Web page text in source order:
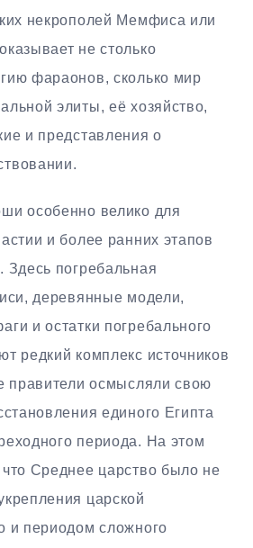
некрополей Мемфиса или
не столько
фараонов, сколько мир
элиты, её хозяйство,
и представления о
особенно велико для
и более ранних этапов
Здесь погребальная
деревянные модели,
и остатки погребального
редкий комплекс источников
правители осмысляли свою
единого Египта
периода. На этом
Среднее царство было не
царской
и периодом сложного